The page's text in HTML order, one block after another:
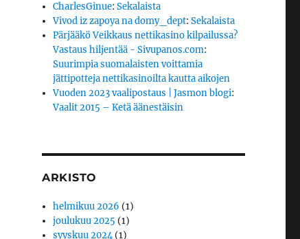
CharlesGinue:Sekalaista
Vivod iz zapoya na domy_dept:Sekalaista
Pärjääkö Veikkaus nettikasino kilpailussa?
Vastaus hiljentää - Sivupanos.com:
Suurimpia suomalaisten voittamia
jättipotteja nettikasinoilta kautta aikojen
Vuoden 2023 vaalipostaus | Jasmon blogi:
Vaalit 2015 – Ketä äänestäisin
ARKISTO
helmikuu 2026 (1)
joulukuu 2025 (1)
syyskuu 2024(1)